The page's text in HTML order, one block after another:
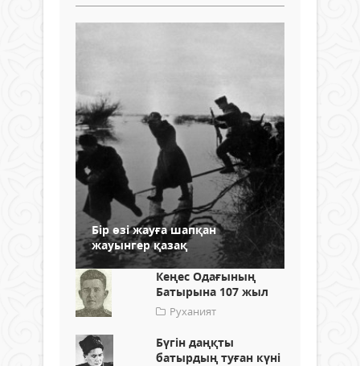
Бір өзі жауға шапқан
жауынгер қазақ
Кеңес Одағының
Батырына 107 жыл
Руханият
Бүгін даңқты
батырдың туған күні